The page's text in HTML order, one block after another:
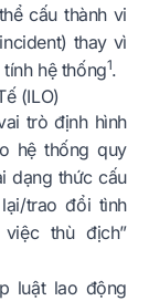
cấu thành vi
thay vì
hệ thống1.
(ILO)
trò định hình
hệ thống quy
dạng thức cấu
trao đổi tình
thù địch”
luật lao động